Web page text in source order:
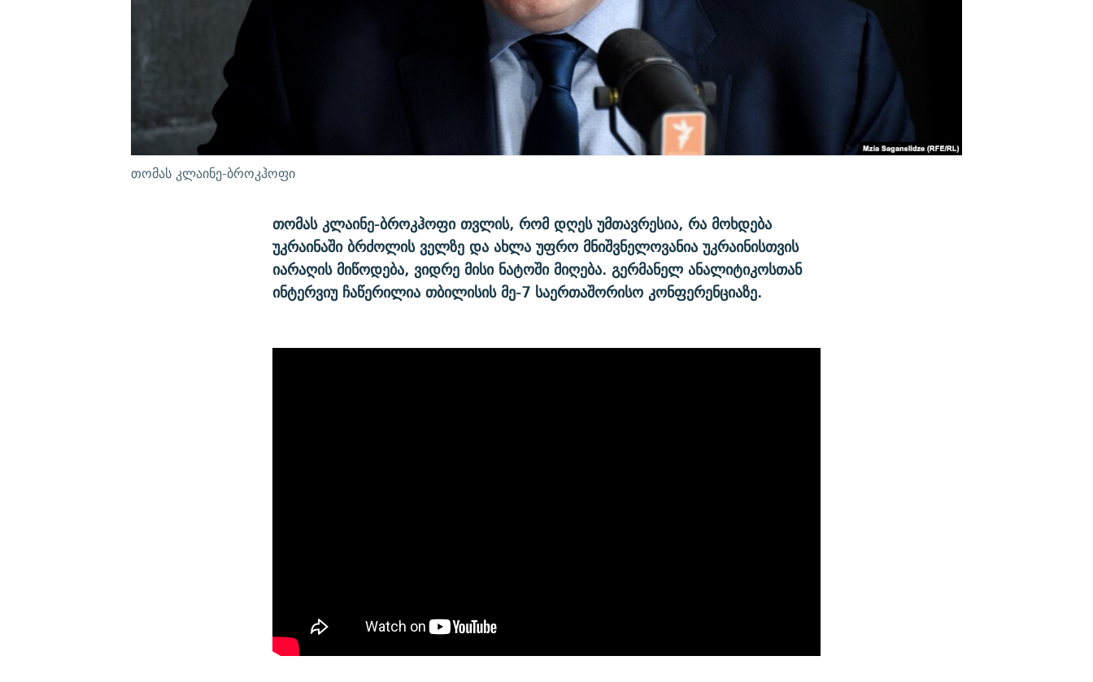
თომას კლაინე-ბროკჰოფი
თომას კლაინე-ბროკჰოფი თვლის, რომ დღეს უმთავრესია, რა მოხდება
უკრაინაში ბრძოლის ველზე და ახლა უფრო მნიშვნელოვანია უკრაინისთვის
იარაღის მიწოდება, ვიდრე მისი ნატოში მიღება. გერმანელ ანალიტიკოსთან
ინტერვიუ ჩაწერილია თბილისის მე-7 საერთაშორისო კონფერენციაზე.